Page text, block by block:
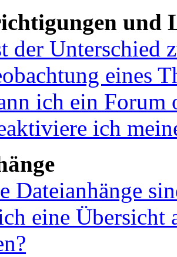
und
der Unterschied
eines
ich ein Forum
ich
Dateianhänge
eine Übersicht